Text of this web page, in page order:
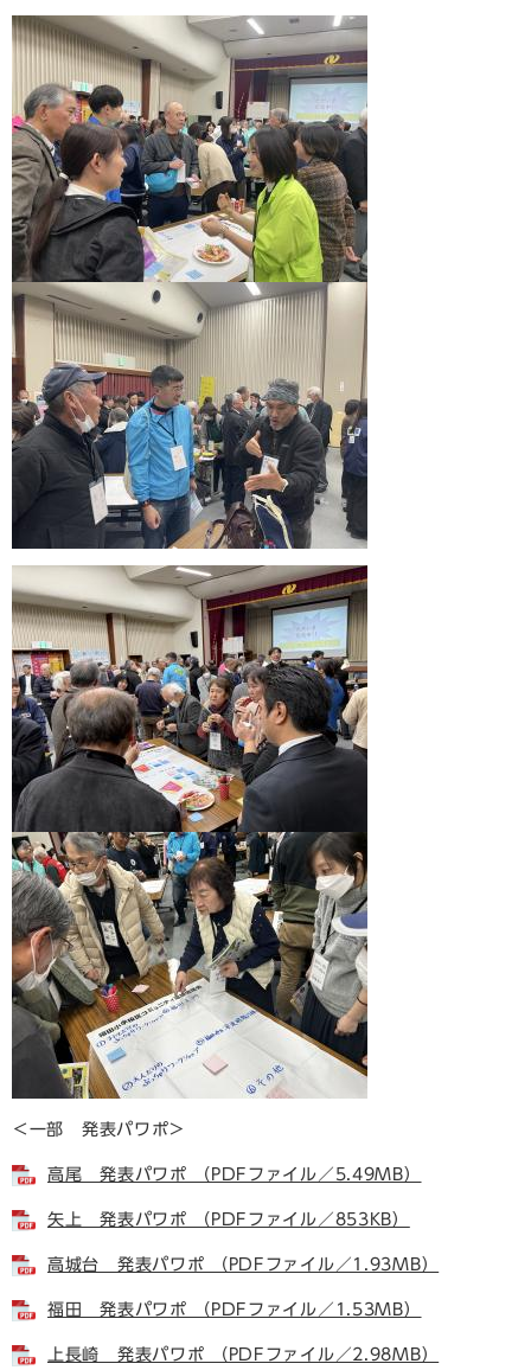
＜一部 発表パワポ＞
高尾 発表パワポ （PDFファイル／5.49MB）
矢上 発表パワポ （PDFファイル／853KB）
高城台 発表パワポ （PDFファイル／1.93MB）
福田 発表パワポ （PDFファイル／1.53MB）
上長崎 発表パワポ （PDFファイル／2.98MB）